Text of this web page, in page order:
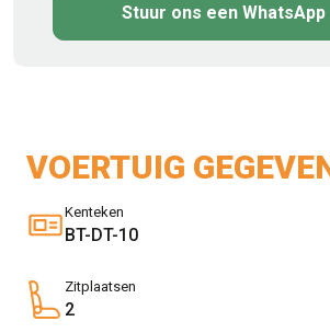
Stuur ons een WhatsApp
VOERTUIG
Kenteken
BT-DT-10
Zitplaatsen
2